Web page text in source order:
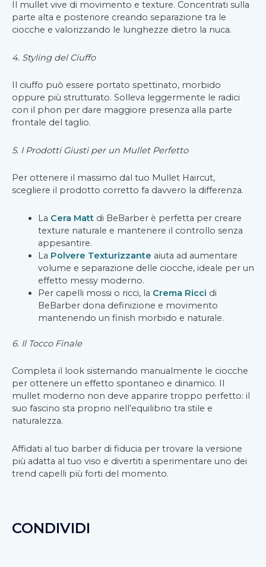
Il mullet vive di movimento e texture. Concentrati sulla
parte alta e posteriore creando separazione tra le
ciocche e valorizzando le lunghezze dietro la nuca.
4. Styling del Ciuffo
Il ciuffo può essere portato spettinato, morbido
oppure più strutturato. Solleva leggermente le radici
con il phon per dare maggiore presenza alla parte
frontale del taglio.
5. I Prodotti Giusti per un Mullet Perfetto
Per ottenere il massimo dal tuo Mullet Haircut,
scegliere il prodotto corretto fa davvero la differenza.
La Cera Mattdi BeBarber è perfetta per creare
texture naturale e mantenere il controllo senza
appesantire.
La Polvere Texturizzante aiuta ad aumentare
volume e separazione delle ciocche, ideale per un
effetto messy moderno.
Per capelli mossi o ricci, la Crema Ricci di
BeBarber dona definizione e movimento
mantenendo un finish morbido e naturale.
6. Il Tocco Finale
Completa il look sistemando manualmente le ciocche
per ottenere un effetto spontaneo e dinamico. Il
mullet moderno non deve apparire troppo perfetto: il
suo fascino sta proprio nell’equilibrio tra stile e
naturalezza.
Affidati al tuo barber di fiducia per trovare la versione
più adatta al tuo viso e divertiti a sperimentare uno dei
trend capelli più forti del momento.
CONDIVIDI